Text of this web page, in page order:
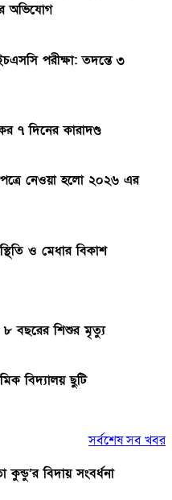
অভিযোগ
পরীক্ষা: তদন্তে ৩
৭ দিনের কারাদণ্ড
নেওয়া হলো ২০২৬ এর
ও মেধার বিকাশ
৮ বছরের শিশুর মৃত্যু
বিদ্যালয় ছুটি
সর্বশেষ সব খবর
বিদায় সংবর্ধনা